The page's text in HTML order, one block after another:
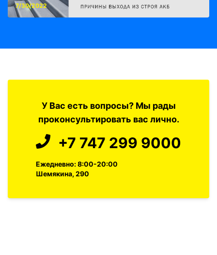
7/30/2022
У Вас есть вопросы? Мы рады
проконсультировать вас лично.
+7 747 299 9000
Ежедневно: 8:00-20:00
Шемякина, 290